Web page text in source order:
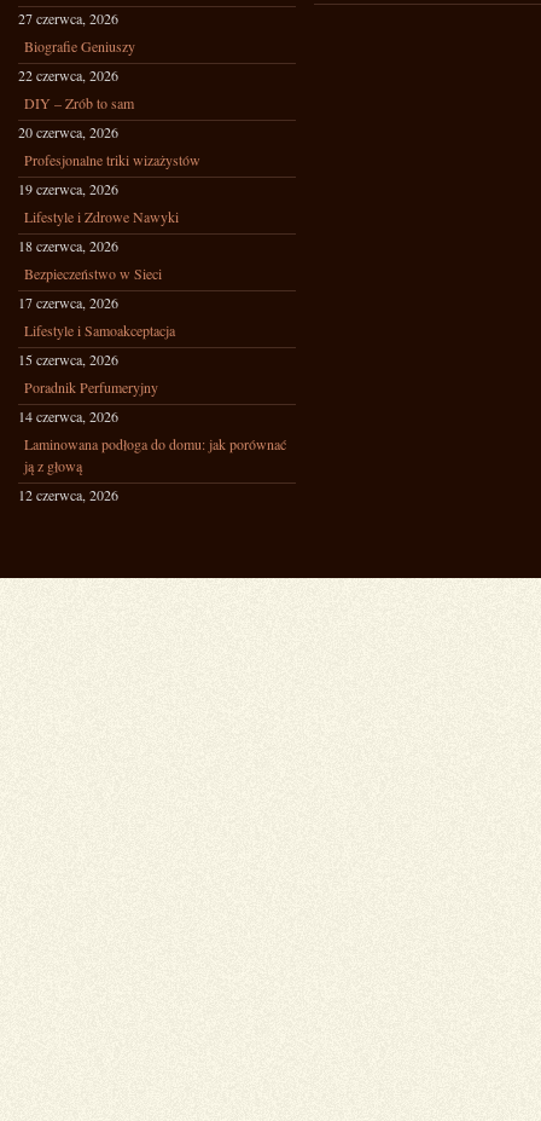
27 czerwca, 2026
Biografie Geniuszy
22 czerwca, 2026
DIY – Zrób to sam
20 czerwca, 2026
Profesjonalne triki wizażystów
19 czerwca, 2026
Lifestyle i Zdrowe Nawyki
18 czerwca, 2026
Bezpieczeństwo w Sieci
17 czerwca, 2026
Lifestyle i Samoakceptacja
15 czerwca, 2026
Poradnik Perfumeryjny
14 czerwca, 2026
Laminowana podłoga do domu: jak porównać
ją z głową
12 czerwca, 2026